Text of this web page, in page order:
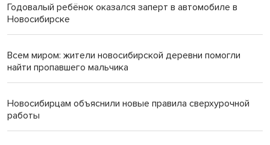
Годовалый ребёнок оказался заперт в автомобиле в
Новосибирске
Всем миром: жители новосибирской деревни помогли
найти пропавшего мальчика
Новосибирцам объяснили новые правила сверхурочной
работы